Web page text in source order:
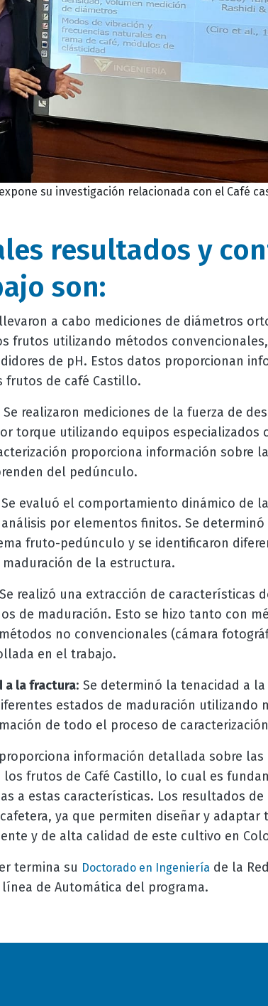
su investigación relacionada con el Café
resultados y
son:
a cabo mediciones de diámetros
frutos utilizando métodos
de pH. Estos datos proporcionan
frutos de café Castillo.
Se realizaron mediciones de la fuerza de
torque utilizando equipos especializados
proporciona información sobre
del pedúnculo.
evaluó el comportamiento dinámico de
por elementos finitos. Se determinó
fruto-pedúnculo y se identificaron
de la estructura.
Se realizó una extracción de características
de maduración. Esto se hizo tanto con
no convencionales (cámara
en el trabajo.
a la fractura: Se determinó la tenacidad a
estados de maduración utilizando
de todo el proceso de
información detallada sobre
los frutos de Café Castillo, lo cual es
a estas características. Los resultados
ya que permiten diseñar y adaptar
y de alta calidad de este cultivo en
termina su Doctorado en Ingenieríade la
de Automática del programa.